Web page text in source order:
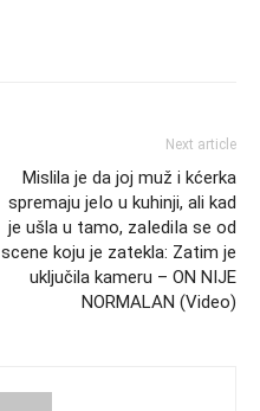
Next article
Mislila je da joj muž i kćerka
spremaju jeIo u kuhinji, ali kad
je ušla u tamo, zaIediIa se od
scene koju je zatekla: Zatim je
uključila kameru – ON NIJE
NORMALAN (Video)